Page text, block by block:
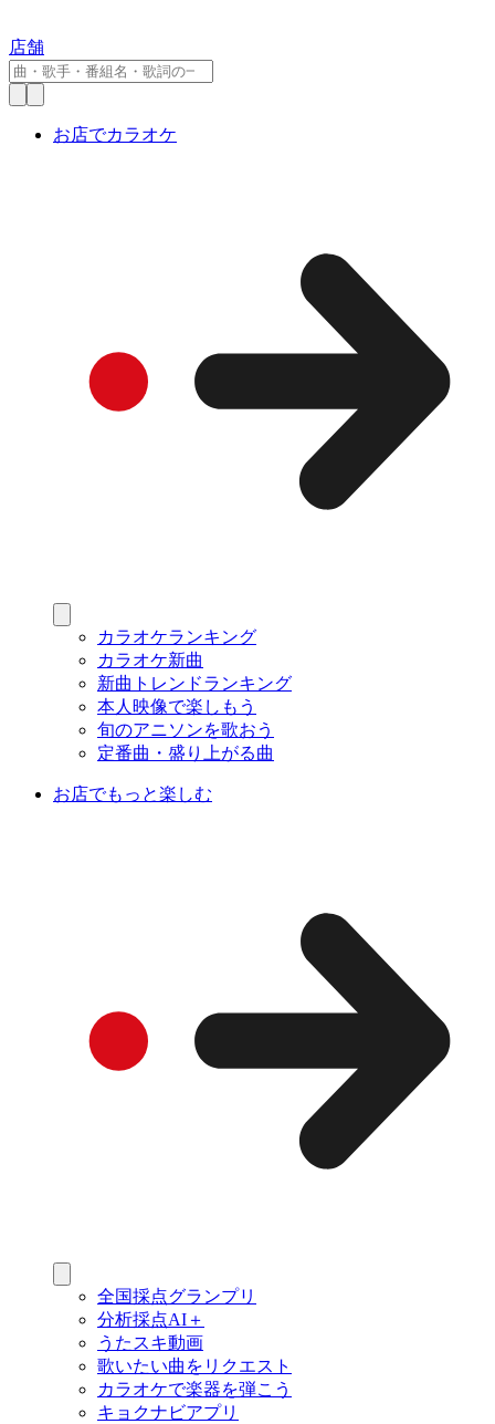
店舗
お店でカラオケ
カラオケランキング
カラオケ新曲
新曲トレンドランキング
本人映像で楽しもう
旬のアニソンを歌おう
定番曲・盛り上がる曲
お店でもっと楽しむ
全国採点グランプリ
分析採点AI＋
うたスキ動画
歌いたい曲をリクエスト
カラオケで楽器を弾こう
キョクナビアプリ